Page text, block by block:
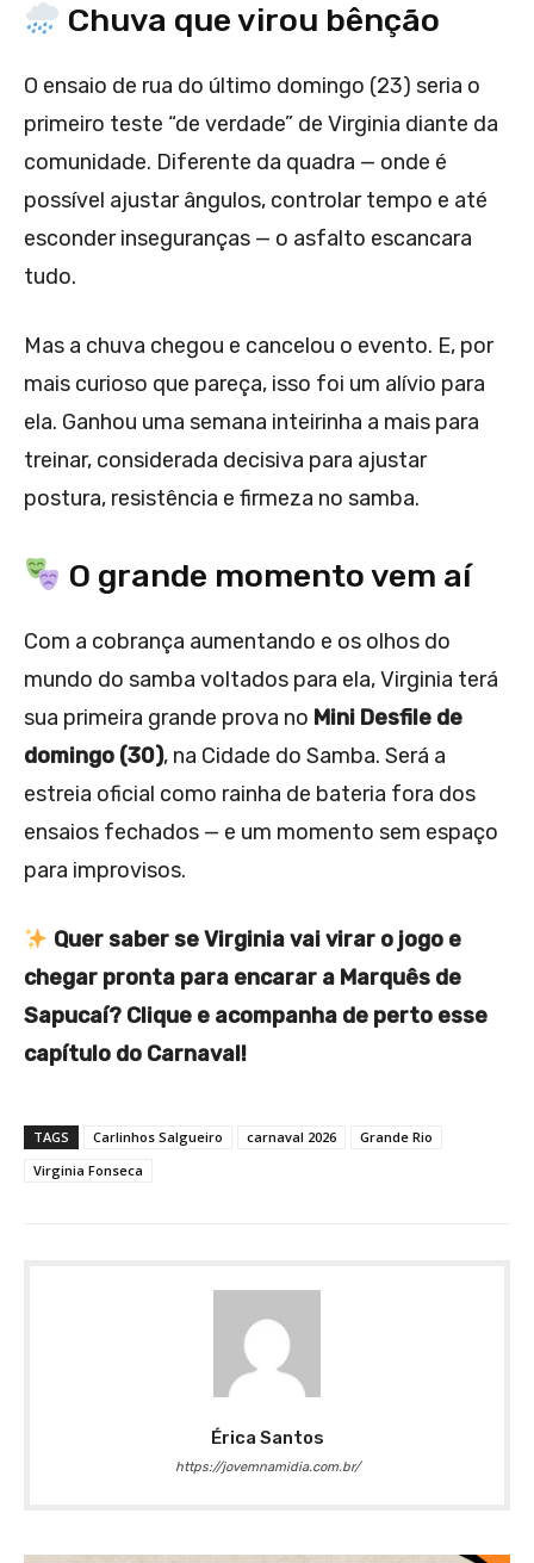
Chuva que virou bênção
O ensaio de rua do último domingo (23) seria o
primeiro teste “de verdade” de Virginia diante da
comunidade. Diferente da quadra — onde é
possível ajustar ângulos, controlar tempo e até
esconder inseguranças — o asfalto escancara
tudo.
Mas a chuva chegou e cancelou o evento. E, por
mais curioso que pareça, isso foi um alívio para
ela. Ganhou uma semana inteirinha a mais para
treinar, considerada decisiva para ajustar
postura, resistência e firmeza no samba.
O grande momento vem aí
Com a cobrança aumentando e os olhos do
mundo do samba voltados para ela, Virginia terá
sua primeira grande prova no Mini Desfile de
domingo (30), na Cidade do Samba. Será a
estreia oficial como rainha de bateria fora dos
ensaios fechados — e um momento sem espaço
para improvisos.
Quer saber se Virginia vai virar o jogo e
chegar pronta para encarar a Marquês de
Sapucaí? Clique e acompanha de perto esse
capítulo do Carnaval!
TAGS Carlinhos Salgueiro carnaval 2026
Grande Rio
Virginia Fonseca
Érica Santos
https://jovemnamidia.com.br/